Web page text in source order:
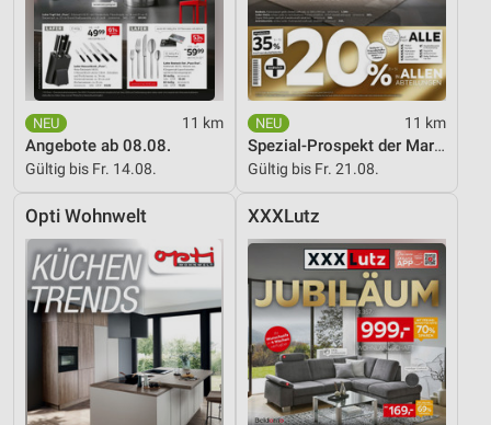
11 km
Angebote ab 08.08.
Gültig bis Fr. 14.08.
11 km
Spezial-Prospekt der Marken
Gültig bis Fr. 21.08.
Opti Wohnwelt XXXLutz